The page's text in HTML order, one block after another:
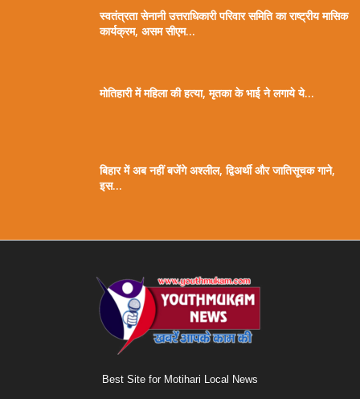
स्वतंत्रता सेनानी उत्तराधिकारी परिवार समिति का राष्ट्रीय मासिक
कार्यक्रम, असम सीएम...
मोतिहारी में महिला की हत्या, मृतका के भाई ने लगाये ये...
बिहार में अब नहीं बजेंगे अश्लील, द्विअर्थी और जातिसूचक गाने,
इस...
Best Site for Motihari Local News